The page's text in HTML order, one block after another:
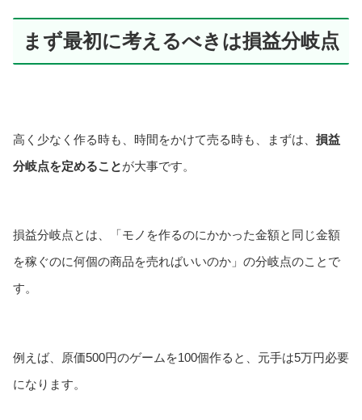
まず最初に考えるべきは損益分岐点
高く少なく作る時も、時間をかけて売る時も、まずは、 損益
分岐点を定めることが大事です。
損益分岐点とは、「モノを作るのにかかった金額と同じ金額
を稼ぐのに何個の商品を売ればいいのか」の分岐点のことで
す。
例えば、原価500円のゲームを100個作ると、元手は5万円必要
になります。